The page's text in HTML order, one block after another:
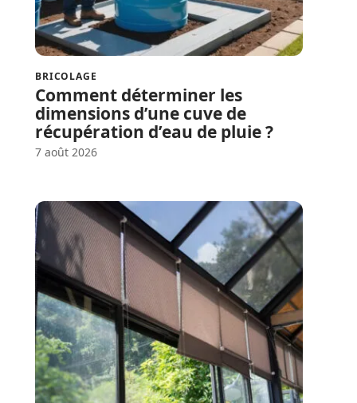
BRICOLAGE
Comment déterminer les
dimensions d’une cuve de
récupération d’eau de pluie ?
7 août 2026